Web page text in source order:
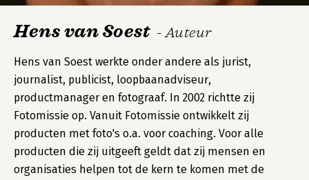
Hens van Soest - Auteur
Hens van Soest werkte onder andere als jurist,
journalist, publicist, loopbaanadviseur,
productmanager en fotograaf. In 2002 richtte zij
Fotomissie op. Vanuit Fotomissie ontwikkelt zij
producten met foto's o.a. voor coaching. Voor alle
producten die zij uitgeeft geldt dat zij mensen en
organisaties helpen tot de kern te komen met de